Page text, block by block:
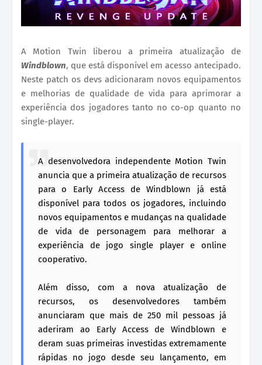
A Motion Twin liberou a primeira atualização de
Windblown, que está disponível em acesso antecipado.
Neste patch os devs adicionaram novos equipamentos
e melhorias de qualidade de vida para aprimorar a
experiência dos jogadores tanto no co-op quanto no
single-player.
A desenvolvedora independente Motion Twin
anuncia que a primeira atualização de recursos
para o Early Access de Windblown já está
disponível para todos os jogadores, incluindo
novos equipamentos e mudanças na qualidade
de vida de personagem para melhorar a
experiência de jogo single player e online
cooperativo.
Além disso, com a nova atualização de
recursos, os desenvolvedores também
anunciaram que mais de 250 mil pessoas já
aderiram ao Early Access de Windblown e
deram suas primeiras investidas extremamente
rápidas no jogo desde seu lançamento, em